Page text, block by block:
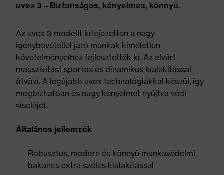
uvex 3 – Biztonságos, kényelmes, könnyű.
Az uvex 3 modellt kifejezetten a nagy
igénybevétellel járó munkák kíméletlen
követelményeihez fejlesztették ki. Az elvárt
masszivitást sportos és dinamikus kialakítással
ötvözi. A legújabb uvex technológiákkal készül, így
megbízhatóan és nagy kényelmet nyújtva védi
viselőjét.
Általános jellemzők
Robusztus, modern és könnyű munkavédelmi
bakancs extra széles kialakítással